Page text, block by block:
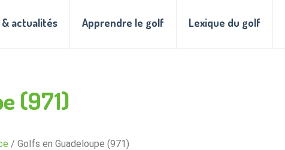
actualités Apprendre le golf Lexique du golf
(971)
/ Golfs en Guadeloupe (971)